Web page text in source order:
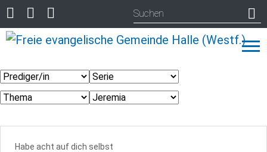
Habe acht auf dich selbst